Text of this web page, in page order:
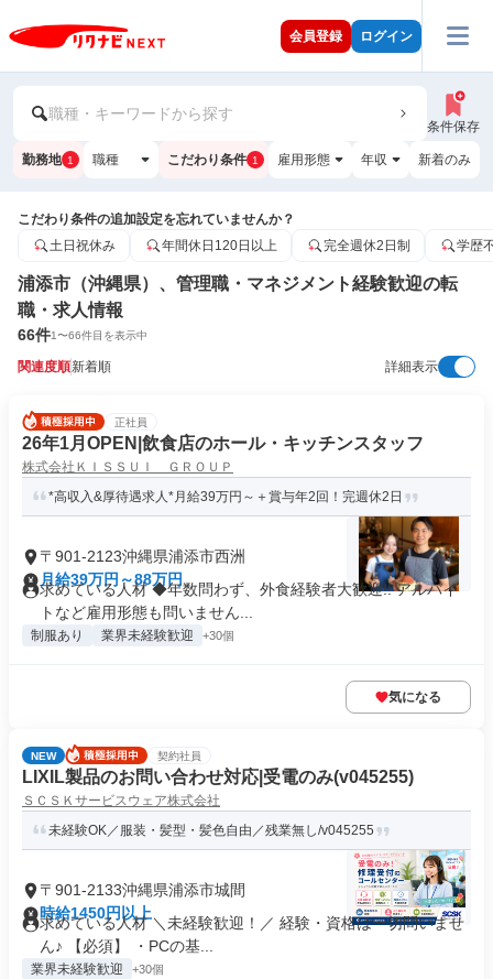
会員登録 ログイン
職種・キーワードから探す
条件保存
勤務地 1 職種 こだわり条件 1 雇用形態 年収 新着のみ
こだわり条件の追加設定を忘れていませんか？
土日祝休み
年間休日120日以上 完全週休2日制 学歴
浦添市（沖縄県）、管理職・マネジメント経験歓迎の転
職・求人情報
66件1〜66件目を表示中
関連度順新着順 詳細表示
正社員
26年1月OPEN|飲食店のホール・キッチンスタッフ
株式会社ＫＩＳＳＵＩ ＧＲＯＵＰ
*高収入&厚待遇求人*月給39万円～＋賞与年2回！完週休2日
〒901-2123沖縄県浦添市西洲
月給39万円～88万円
求めている人材 ◆年数問わず、外食経験者大歓迎!! アルバイ
トなど雇用形態も問いません...
制服あり 業界未経験歓迎 +30個
気になる
NEW 契約社員
LIXIL製品のお問い合わせ対応|受電のみ(v045255)
ＳＣＳＫサービスウェア株式会社
未経験OK／服装・髪型・髪色自由／残業無し/v045255
〒901-2133沖縄県浦添市城間
時給1450円以上
求めている人材 ＼未経験歓迎！／ 経験・資格は一切問いませ
ん♪ 【必須】 ・PCの基...
業界未経験歓迎 +30個